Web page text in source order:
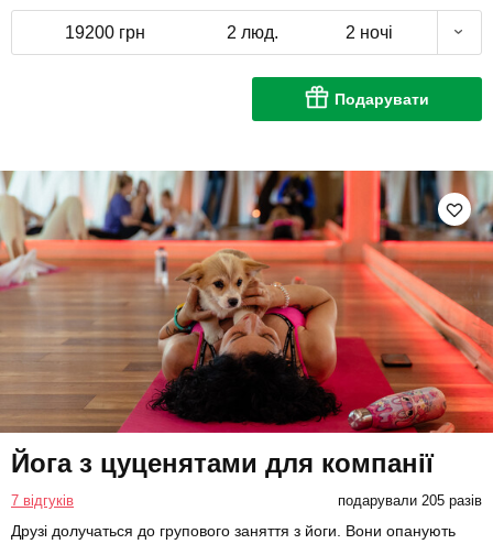
19200 грн 2 люд. 2 ночі
Подарувати
Йога з цуценятами для компанії
7 відгуків подарували 205 разів
Друзі долучаться до групового заняття з йоги. Вони опанують